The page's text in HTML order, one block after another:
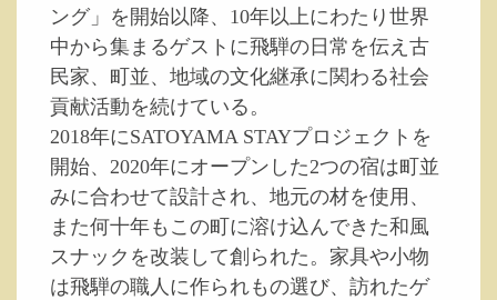
ング」を開始以降、10年以上にわたり世界
中から集まるゲストに飛騨の日常を伝え古
民家、町並、地域の文化継承に関わる社会
貢献活動を続けている。
2018年にSATOYAMA STAYプロジェクトを
開始、2020年にオープンした2つの宿は町並
みに合わせて設計され、地元の材を使用、
また何十年もこの町に溶け込んできた和風
スナックを改装して創られた。家具や小物
は飛騨の職人に作られもの選び、訪れたゲ